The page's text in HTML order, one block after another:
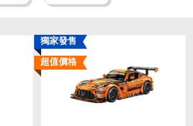
獨家發售
超值價格